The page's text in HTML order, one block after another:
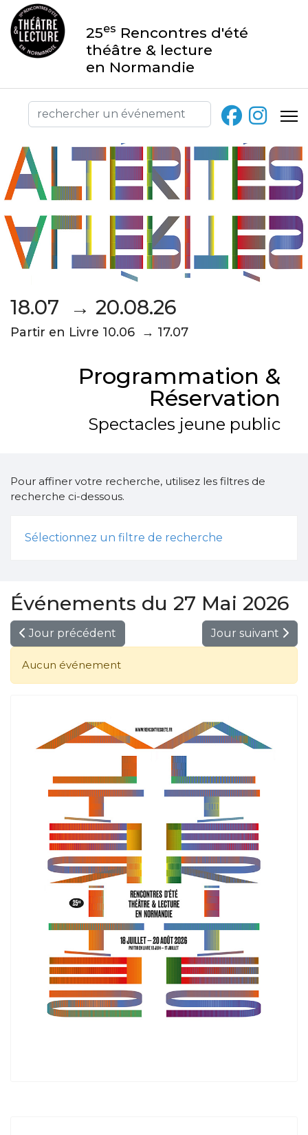
25es Rencontres d'été
théâtre & lecture
en Normandie
18.07 → 20.08.26
Partir en Livre 10.06 → 17.07
Programmation &
Réservation
Spectacles jeune public
Pour affiner votre recherche, utilisez les filtres de
recherche ci-dessous.
Sélectionnez un filtre de recherche
Événements du 27 Mai 2026
Jour précédent Jour suivant
Aucun événement